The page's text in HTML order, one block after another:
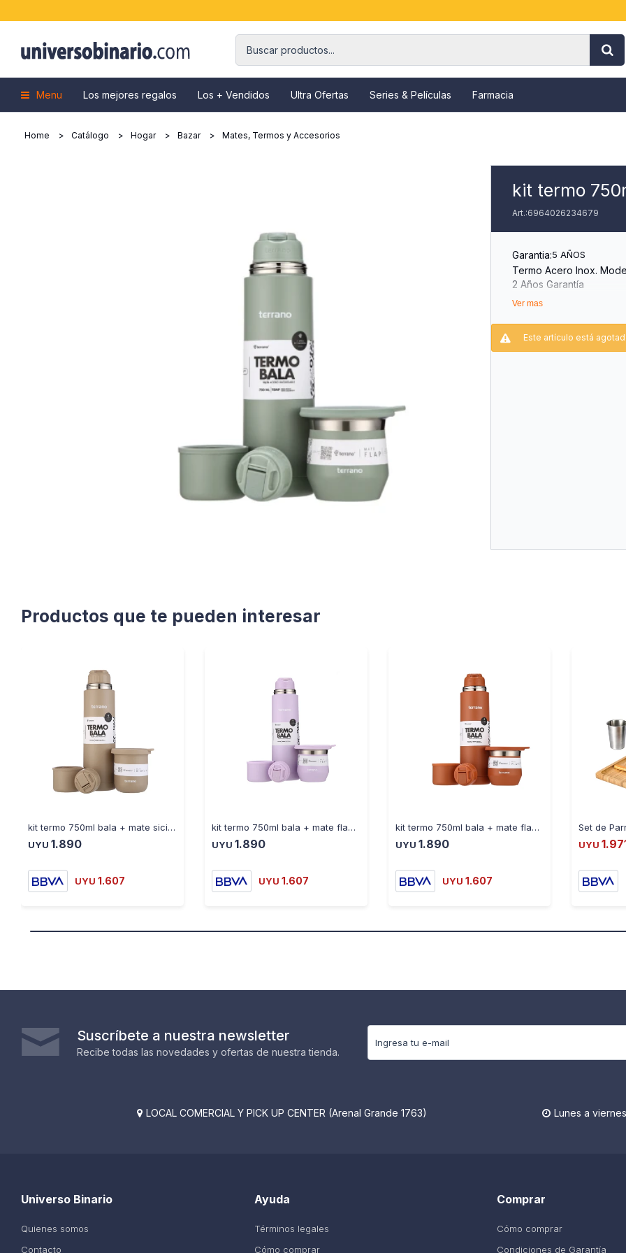
Menu Los mejores regalos Los + Vendidos Ultra Ofertas Series & Películas Farmacia
Home Catálogo Hogar Bazar Mates, Termos y Accesorios
kit termo
6964026234679
Garantia:5 AÑOS
Termo Acero Inox.
2 Años Garantía
Doble Capa
Capacidad 750ml.
Mate Acero Inox. Doble
Ver mas
Este artículo está
Productos que te pueden interesar
kit termo 750ml bala + mate sicilia arena
UYU 1.890
UYU 1.607
kit termo 750ml bala + mate flap lila
UYU 1.890
UYU 1.607
kit termo 750ml bala + mate flap terracota
UYU 1.890
UYU 1.607
UYU
Suscríbete a nuestra newsletter
Recibe todas las novedades y ofertas de nuestra tienda.
 LOCAL COMERCIAL Y PICK UP CENTER (Arenal Grande 1763)  Lunes a
Ayuda
Términos legales
Cómo comprar
Universo Binario
Quienes somos
Contacto
Comprar
Cómo comprar
Condiciones de Garantía